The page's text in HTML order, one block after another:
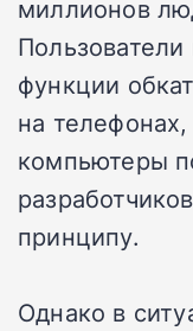
миллионов
функции
на
компьютеры
принципу.
Однако в